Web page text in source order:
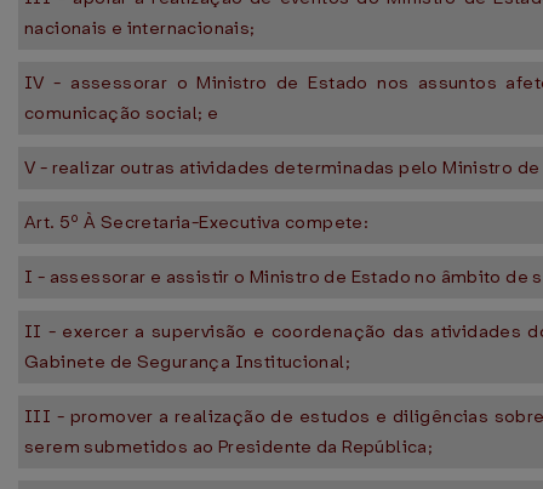
nacionais e internacionais;
IV - assessorar o Ministro de Estado nos assuntos
comunicação social; e
V - realizar outras atividades determinadas pelo Ministro de
Art. 5º À Secretaria-Executiva compete:
I - assessorar e assistir o Ministro de Estado no âmbito de
II - exercer a supervisão e coordenação das atividades
Gabinete de Segurança Institucional;
III - promover a realização de estudos e diligências
serem submetidos ao Presidente da República;